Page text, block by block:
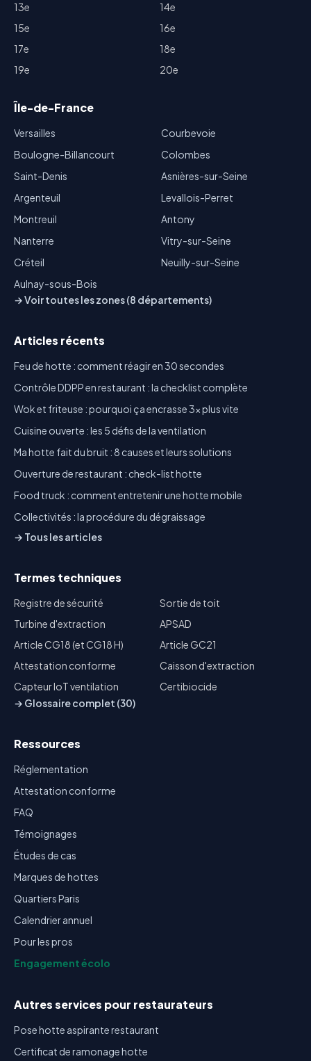
13e
14e
15e
16e
17e
18e
19e
20e
Île-de-France
Versailles
Boulogne-Billancourt
Saint-Denis
Argenteuil
Montreuil
Nanterre
Créteil
Aulnay-sous-Bois
Courbevoie
Colombes
Asnières-sur-Seine
Levallois-Perret
Antony
Vitry-sur-Seine
Neuilly-sur-Seine
→ Voir toutes les zones (8 départements)
Articles récents
Feu de hotte : comment réagir en 30 secondes
Contrôle DDPP en restaurant : la checklist complète
Wok et friteuse : pourquoi ça encrasse 3x plus vite
Cuisine ouverte : les 5 défis de la ventilation
Ma hotte fait du bruit : 8 causes et leurs solutions
Ouverture de restaurant : check-list hotte
Food truck : comment entretenir une hotte mobile
Collectivités : la procédure du dégraissage
→ Tous les articles
Termes techniques
Registre de sécurité
Sortie de toit
Turbine d'extraction
APSAD
Article CG18 (et CG18 H)
Article GC21
Attestation conforme
Caisson d'extraction
Capteur IoT ventilation
Certibiocide
→ Glossaire complet (30)
Ressources
Réglementation
Attestation conforme
FAQ
Témoignages
Études de cas
Marques de hottes
Quartiers Paris
Calendrier annuel
Pour les pros
Engagement écolo
Autres services pour restaurateurs
Pose hotte aspirante restaurant
Certificat de ramonage hotte